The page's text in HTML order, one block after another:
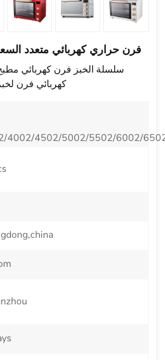
فرن حراري كهربائي متعدد
كهربائي فرن
4002/4502/5002/5502/6002/